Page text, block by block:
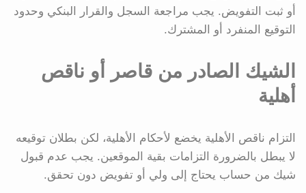
أو ثبت التفويض. يجب مراجعة السجل والقرار البنكي وحدود
التوقيع المنفرد أو المشترك.
الشيك الصادر من قاصر أو ناقص
أهلية
التزام ناقص الأهلية يخضع لأحكام الأهلية، لكن بطلان توقيعه
لا يبطل بالضرورة التزامات بقية الموقعين. يجب عدم قبول
شيك من حساب يحتاج إلى ولي أو تفويض دون تحقق.